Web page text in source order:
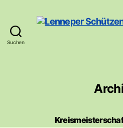
Suchen